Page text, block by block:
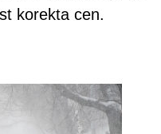
korekta cen.